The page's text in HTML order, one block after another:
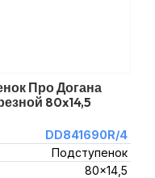
Про Догана
80x14,5
DD841690R/4
Подступенок
80x14,5